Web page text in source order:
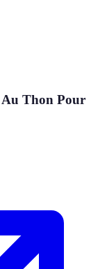
Au Thon Pour